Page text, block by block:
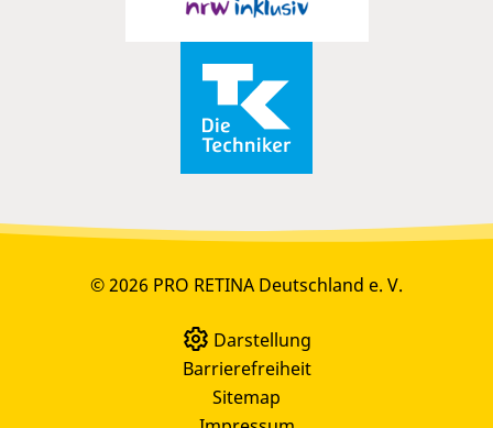
© 2026 PRO RETINA Deutschland e. V.
Darstellung
Barrierefreiheit
Sitemap